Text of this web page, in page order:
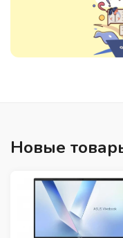
Новые